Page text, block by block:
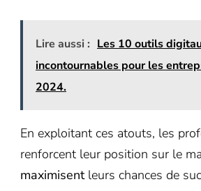
Lire aussi : Les 10 outils
incontournables pour les
2024.
En exploitant ces atouts, les
renforcent leur position sur le
maximisentleurs chances de